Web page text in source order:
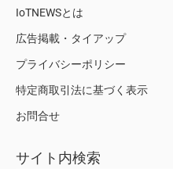
IoTNEWSとは
広告掲載・タイアップ
プライバシーポリシー
特定商取引法に基づく表示
お問合せ
サイト内検索